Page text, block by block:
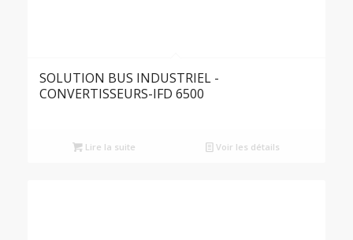
SOLUTION BUS INDUSTRIEL -
CONVERTISSEURS-IFD 6500
Lire la suite Voir les détails